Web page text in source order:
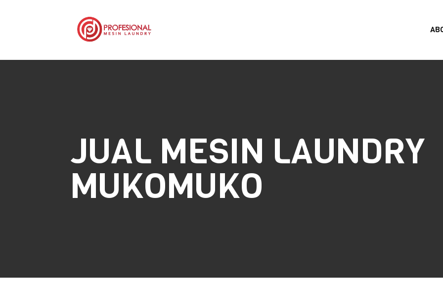
JUAL MESIN LAUNDRY
MUKOMUKO